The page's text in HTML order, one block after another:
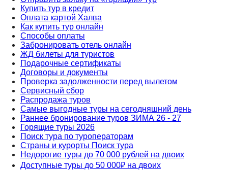
Купить тур в кредит
Оплата картой Халва
Как купить тур онлайн
Способы оплаты
Забронировать отель онлайн
ЖД билеты для туристов
Подарочные сертификаты
Договоры и документы
Проверка задолженности перед вылетом
Сервисный сбор
Распродажа туров
Самые выгодные туры на сегодняшний день
Раннее бронирование туров ЗИМА 26 - 27
Горящие туры 2026
Поиск тура по туроператорам
Страны и курорты Поиск тура
Недорогие туры до 70 000 рублей на двоих
Доступные туры до 50 000₽ на двоих